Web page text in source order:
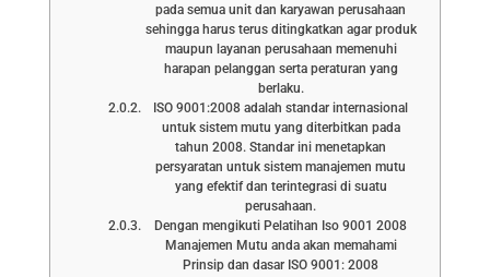
pada semua unit dan karyawan perusahaan
sehingga harus terus ditingkatkan agar produk
maupun layanan perusahaan memenuhi
harapan pelanggan serta peraturan yang
berlaku.
ISO 9001:2008 adalah standar internasional
untuk sistem mutu yang diterbitkan pada
tahun 2008. Standar ini menetapkan
persyaratan untuk sistem manajemen mutu
yang efektif dan terintegrasi di suatu
perusahaan.
Dengan mengikuti Pelatihan Iso 9001 2008
Manajemen Mutu anda akan memahami
Prinsip dan dasar ISO 9001: 2008